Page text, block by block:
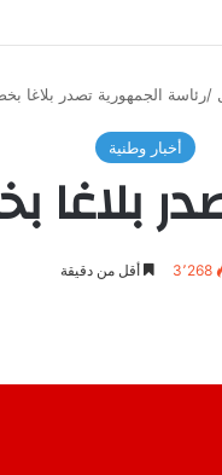
/رئاسة الجمهورية تصدر بلاغا
أخبار وطنية
بلاغا
3٬268 أقل من دقيقة